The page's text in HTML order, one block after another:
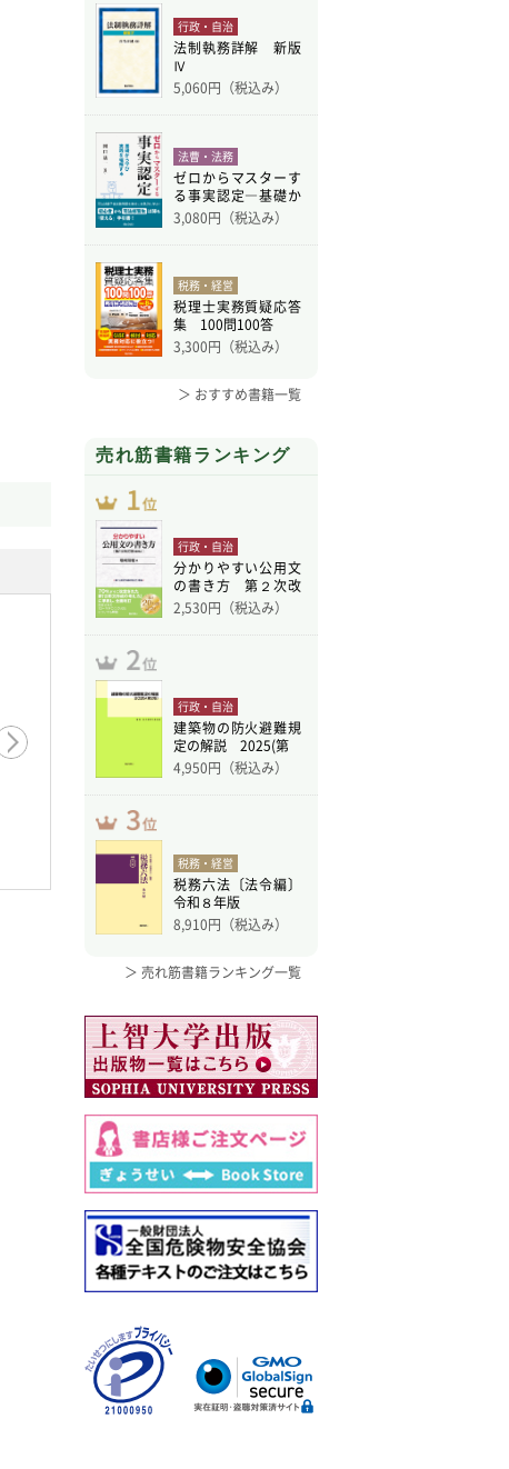
《悪魔のロベール》とパ
リ・オペラ座―19世紀グラ
行政・自治
法制執務詳解 新版
Ⅳ
5,060円（税込み）
法曹・法務
ゼロからマスターす
る事実認定―基礎か
ら学
3,080円（税込み）
税務・経営
税理士実務質疑応答
集 100問100答
3,300円（税込み）
＞ おすすめ書籍一覧
売れ筋書籍ランキング
行政・自治
分かりやすい公用文
の書き方 第２次改
訂版
2,530円（税込み）
行政・自治
建築物の防火避難規
定の解説 2025(第
4,950円（税込み）
税務・経営
税務六法〔法令編〕
令和８年版
8,910円（税込み）
＞ 売れ筋書籍ランキング一覧